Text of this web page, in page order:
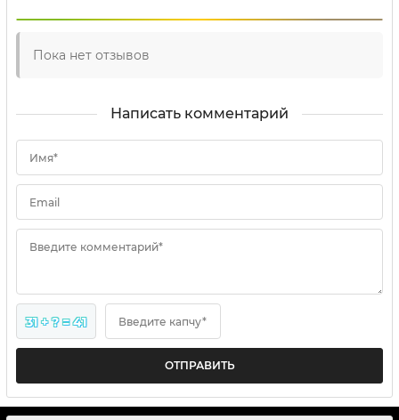
Пока нет отзывов
Написать комментарий
Имя*
Email
Введите комментарий*
31 + ? = 41 Введите капчу*
ОТПРАВИТЬ